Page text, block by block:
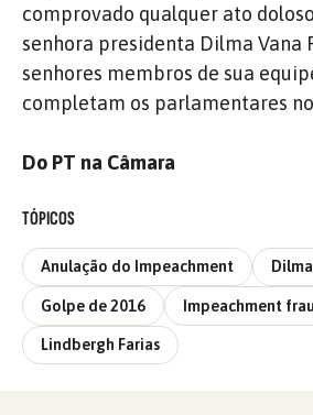
comprovado qualquer ato
senhora presidenta Dilma Vana
senhores membros de sua
completam os parlamentares
Do PT na Câmara
TÓPICOS
Anulação do Impeachment
Golpe de 2016 Impeachment
Lindbergh Farias